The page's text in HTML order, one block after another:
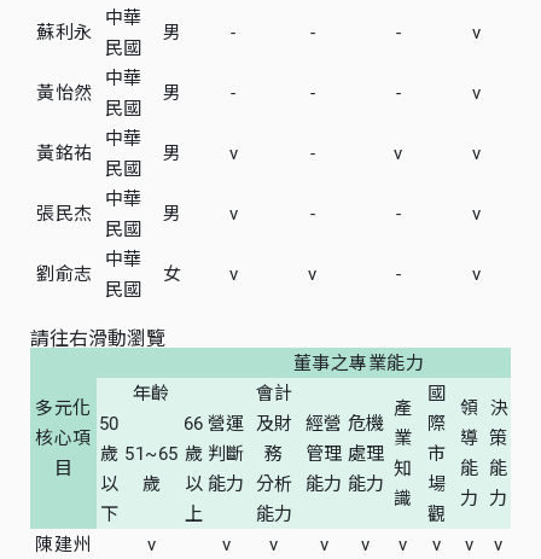
蘇利永
中華
民國
男 - - - v
黃怡然
中華
民國
男 - - - v
黃銘祐
中華
民國
男 v - v v
張民杰
中華
民國
男 v - - v
劉俞志
中華
民國
女 v v - v
請往右滑動瀏覽
多元化
核心項
目
董事之專業能力
年齡
營運
判斷
能力
會計
及財
務
分析
能力
經營
管理
能力
危機
處理
能力
產
業
知
識
國
際
市
場
觀
領
導
能
力
決
策
能
力
50
歲
以
下
51~65
歲
66
歲
以
上
陳建州
v v v v v v v v
v